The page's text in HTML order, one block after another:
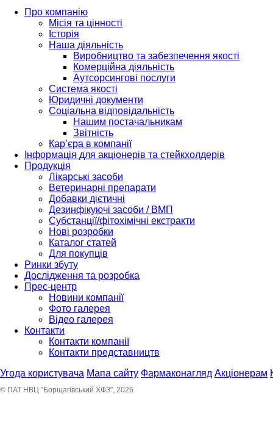
Про компанію
Місія та цінності
Історія
Наша діяльність
Виробництво та забезпечення якості
Комерційна діяльність
Аутсорсингові послуги
Система якості
Юридичні документи
Соціальна відповідальність
Нашим постачальникам
Звітність
Кар’єра в компанії
Інформація для акціонерів та стейкхолдерів
Продукція
Лікарські засоби
Ветеринарні препарати
Добавки дієтичні
Дезинфікуючі засоби / ВМП
Субстанції/фітохімічні екстракти
Нові розробки
Каталог статей
Для покупців
Ринки збуту
Дослідження та розробка
Прес-центр
Новини компанії
Фото галерея
Відео галерея
Контакти
Контакти компанії
Контакти представництв
Угода користувача Мапа сайту Фармаконагляд Акціонерам
© ПАТ НВЦ "Борщагівський ХФЗ", 2026